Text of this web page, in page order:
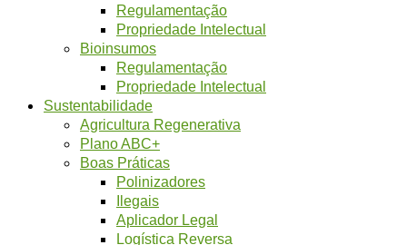
Regulamentação
Propriedade Intelectual
Bioinsumos
Regulamentação
Propriedade Intelectual
Sustentabilidade
Agricultura Regenerativa
Plano ABC+
Boas Práticas
Polinizadores
Ilegais
Aplicador Legal
Logística Reversa